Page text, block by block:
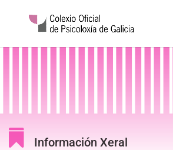
 Información Xeral